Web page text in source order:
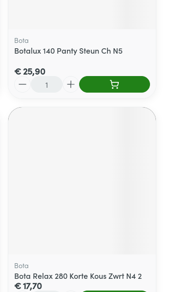
Bota
Botalux 140 Panty Steun Ch N5
€ 25,90
Bota
Bota Relax 280 Korte Kous Zwrt N4 2
€ 17,70